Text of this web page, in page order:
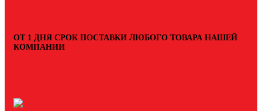
ОТ 1 ДНЯ СРОК ПОСТАВКИ ЛЮБОГО ТОВАРА НАШЕЙ
КОМПАНИИ